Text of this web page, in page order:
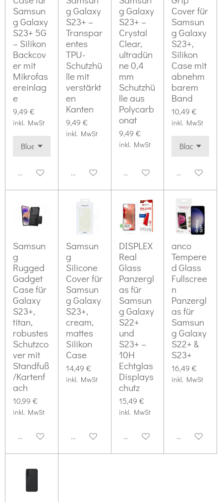
Samsun
g Galaxy
S23+ 5G
– Silikon
Backcov
er mit
Mikrofas
ereinlag
e
9,49 €
inkl. MwSt
Deaktiviert
g Galaxy
S23+ –
Transpar
entes
TPU-
Schutzhü
lle mit
verstärkt
en
Kanten
9,49 €
inkl. MwSt
Deaktiviert
g Galaxy
S23+ –
Crystal
Clear,
ultradün
ne 0,4
mm
Schutzhü
lle aus
Polycarb
onat
9,49 €
inkl. MwSt
Deaktiviert
Cover für
Samsun
g Galaxy
S23+,
Silikon
Case mit
abnehm
barem
Band
10,49 €
inkl. MwSt
Deaktiviert
Samsun
g
Rugged
Gadget
Case für
Galaxy
S23+,
titan,
robustes
Schutzco
ver mit
Standfuß
/Kartenf
ach
10,99 €
inkl. MwSt
Deaktiviert
Samsun
g
Silicone
Cover für
Samsun
g Galaxy
S23+,
cream,
mattes
Silikon
Case
14,49 €
inkl. MwSt
Deaktiviert
DISPLEX
Real
Glass
Panzergl
as für
Samsun
g Galaxy
S22+
und
S23+ –
10H
Echtglas
Displays
chutz
15,49 €
inkl. MwSt
Deaktiviert
anco
Tempere
d Glass
Fullscree
n
Panzergl
as für
Samsun
g Galaxy
S22+ &
S23+
16,49 €
inkl. MwSt
Deaktiviert